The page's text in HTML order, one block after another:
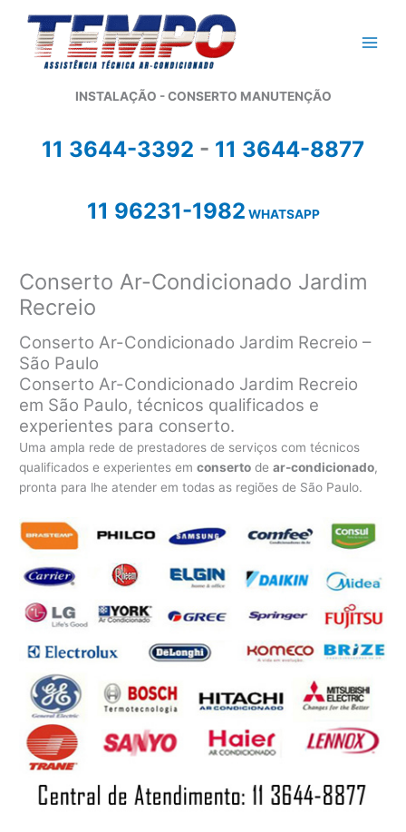
conteúdo
INSTALAÇÃO - CONSERTO MANUTENÇÃO
11 3644-3392 - 11 3644-8877
11 96231-1982 WHATSAPP
Conserto Ar-Condicionado Jardim
Recreio
Conserto Ar-Condicionado Jardim Recreio –
São Paulo
Conserto Ar-Condicionado Jardim Recreio
em São Paulo, técnicos qualificados e
experientes para conserto.
Uma ampla rede de prestadores de serviços com técnicos
qualificados e experientes emconserto dear-condicionado,
pronta para lhe atender em todas as regiões de São Paulo.